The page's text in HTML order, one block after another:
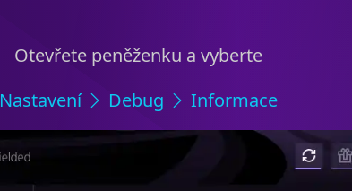
Otevřete peněženku a vyberte
Nastavení
Debug Informace